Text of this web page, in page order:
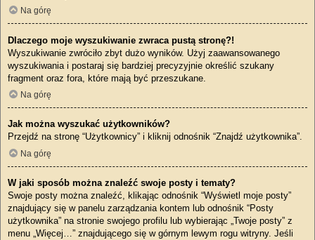
Na górę
Dlaczego moje wyszukiwanie zwraca pustą stronę?!
Wyszukiwanie zwróciło zbyt dużo wyników. Użyj zaawansowanego
wyszukiwania i postaraj się bardziej precyzyjnie określić szukany
fragment oraz fora, które mają być przeszukane.
Na górę
Jak można wyszukać użytkowników?
Przejdź na stronę “Użytkownicy” i kliknij odnośnik “Znajdź użytkownika”.
Na górę
W jaki sposób można znaleźć swoje posty i tematy?
Swoje posty można znaleźć, klikając odnośnik “Wyświetl moje posty”
znajdujący się w panelu zarządzania kontem lub odnośnik “Posty
użytkownika” na stronie swojego profilu lub wybierając „Twoje posty” z
menu „Więcej…” znajdującego się w górnym lewym rogu witryny. Jeśli